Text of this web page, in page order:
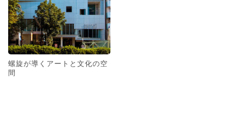
螺旋が導くアートと文化の空
間